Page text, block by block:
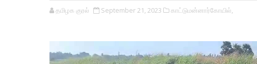
தமிழக குரல் September 21, 2023 காட்டுமன்னார்கோயில்,